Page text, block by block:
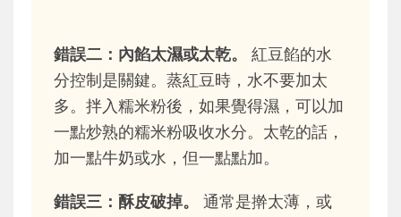
錯誤二：內餡太濕或太乾。
紅豆餡的水
分控制是關鍵。蒸紅豆時，水不要加太
多。拌入糯米粉後，如果覺得濕，可以加
一點炒熟的糯米粉吸收水分。太乾的話，
加一點牛奶或水，但一點點加。
錯誤三：酥皮破掉。
通常是擀太薄，或